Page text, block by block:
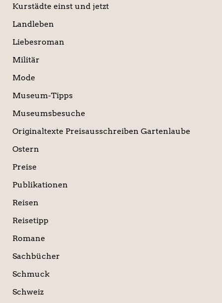
Kurstädte einst und jetzt
Landleben
Liebesroman
Militär
Mode
Museum-Tipps
Museumsbesuche
Originaltexte Preisausschreiben Gartenlaube
Ostern
Preise
Publikationen
Reisen
Reisetipp
Romane
Sachbücher
Schmuck
Schweiz